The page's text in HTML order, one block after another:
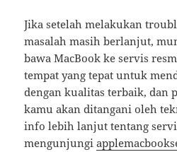
Jika setelah melakukan
masalah masih berlanjut,
bawa MacBook ke servis
tempat yang tepat untuk
dengan kualitas terbaik, dan
kamu akan ditangani oleh
info lebih lanjut tentang
mengunjungi